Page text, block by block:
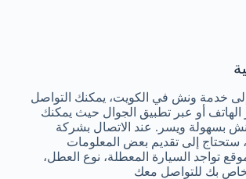
إلى خدمة ونش في الكويت، يمكنك التواصل
أو عبر تطبيق الجوال حيث يمكنك
بسهولة ويسر. عند الاتصال بشركة
ستحتاج إلى تقديم بعض المعلومات
تواجد السيارة المعطلة، نوع العطل،
بك للتواصل معك